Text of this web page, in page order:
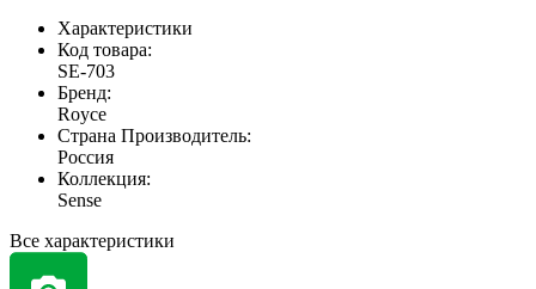
Характеристики
Код товара:
SE-703
Бренд:
Royce
Страна Производитель:
Россия
Коллекция:
Sense
Все характеристики